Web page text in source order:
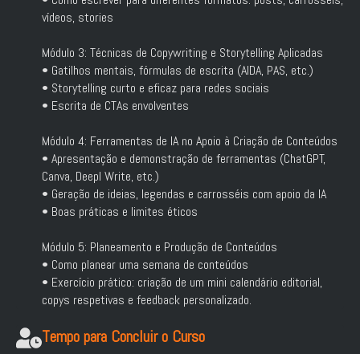
vídeos, stories
Módulo 3: Técnicas de Copywriting e Storytelling Aplicadas
• Gatilhos mentais, fórmulas de escrita (AIDA, PAS, etc.)
• Storytelling curto e eficaz para redes sociais
• Escrita de CTAs envolventes
Módulo 4: Ferramentas de IA no Apoio à Criação de Conteúdos
• Apresentação e demonstração de ferramentas (ChatGPT,
Canva, Deepl Write, etc.)
• Geração de ideias, legendas e carrosséis com apoio da IA
• Boas práticas e limites éticos
Módulo 5: Planeamento e Produção de Conteúdos
• Como planear uma semana de conteúdos
• Exercício prático: criação de um mini calendário editorial,
copys respetivas e feedback personalizado.
Tempo para Concluir o Curso